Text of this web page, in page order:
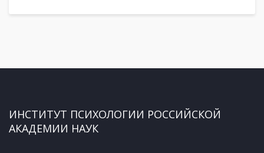
ИНСТИТУТ ПСИХОЛОГИИ РОССИЙСКОЙ
АКАДЕМИИ НАУК